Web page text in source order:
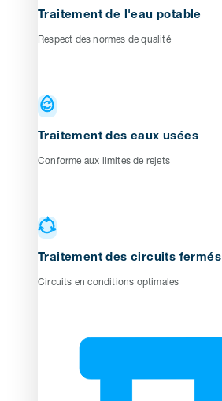
Traitement de l'eau potable
Respect des normes de qualité
Traitement des eaux usées
Conforme aux limites de rejets
Traitement des circuits fermés
Circuits en conditions optimales